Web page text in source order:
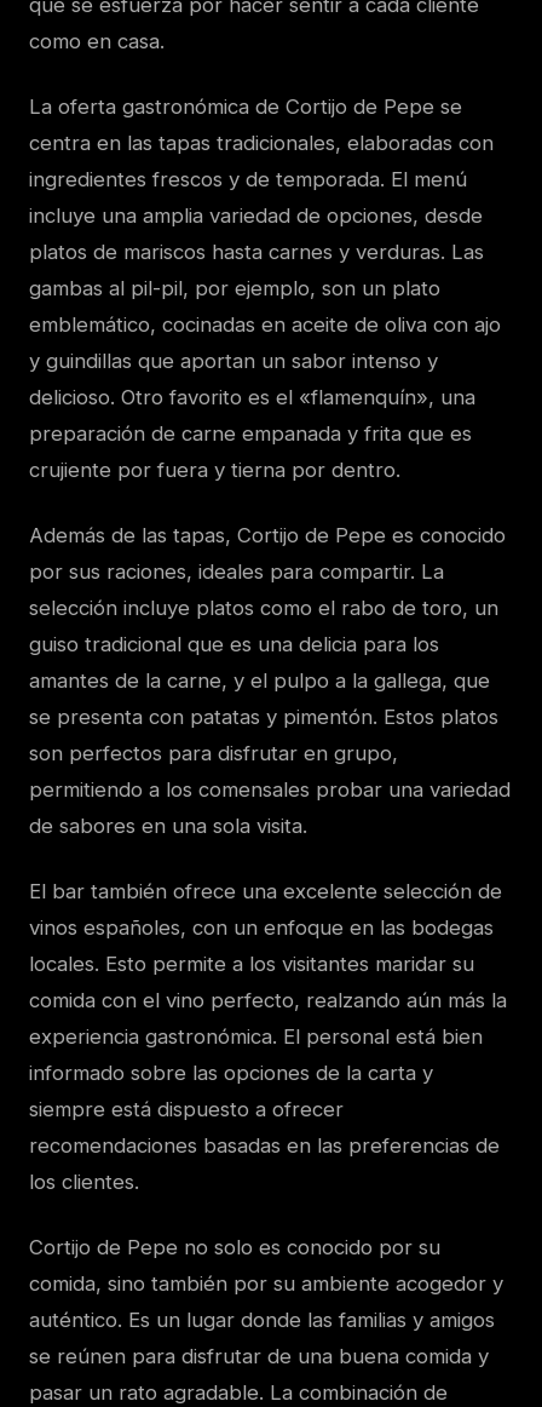
que se esfuerza por hacer sentir a cada cliente
como en casa.
La oferta gastronómica de Cortijo de Pepe se
centra en las tapas tradicionales, elaboradas con
ingredientes frescos y de temporada. El menú
incluye una amplia variedad de opciones, desde
platos de mariscos hasta carnes y verduras. Las
gambas al pil-pil, por ejemplo, son un plato
emblemático, cocinadas en aceite de oliva con ajo
y guindillas que aportan un sabor intenso y
delicioso. Otro favorito es el «flamenquín», una
preparación de carne empanada y frita que es
crujiente por fuera y tierna por dentro.
Además de las tapas, Cortijo de Pepe es conocido
por sus raciones, ideales para compartir. La
selección incluye platos como el rabo de toro, un
guiso tradicional que es una delicia para los
amantes de la carne, y el pulpo a la gallega, que
se presenta con patatas y pimentón. Estos platos
son perfectos para disfrutar en grupo,
permitiendo a los comensales probar una variedad
de sabores en una sola visita.
El bar también ofrece una excelente selección de
vinos españoles, con un enfoque en las bodegas
locales. Esto permite a los visitantes maridar su
comida con el vino perfecto, realzando aún más la
experiencia gastronómica. El personal está bien
informado sobre las opciones de la carta y
siempre está dispuesto a ofrecer
recomendaciones basadas en las preferencias de
los clientes.
Cortijo de Pepe no solo es conocido por su
comida, sino también por su ambiente acogedor y
auténtico. Es un lugar donde las familias y amigos
se reúnen para disfrutar de una buena comida y
pasar un rato agradable. La combinación de